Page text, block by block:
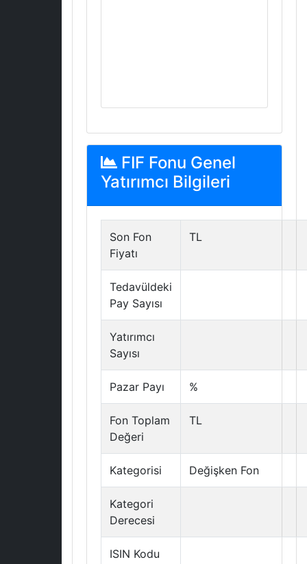
FIF Fonu Genel
Yatırımcı Bilgileri
Son Fon
Fiyatı
TL
Tedavüldeki
Pay Sayısı
Yatırımcı
Sayısı
Pazar Payı %
Fon Toplam
Değeri
TL
Kategorisi Değişken Fon
Kategori
Derecesi
ISIN Kodu